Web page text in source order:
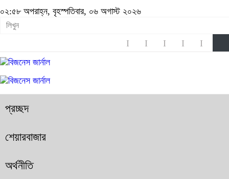
০২:৫৮ অপরাহ্ন, বৃহস্পতিবার, ০৬ অগাস্ট ২০২৬
প্রচ্ছদ
শেয়ারবাজার
অর্থনীতি